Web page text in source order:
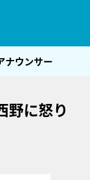
ナウンサー
野に怒り